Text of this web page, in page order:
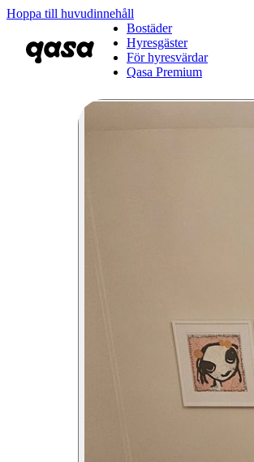
Hoppa till huvudinnehåll
Bostäder
Hyresgäster
För hyresvärdar
Qasa Premium